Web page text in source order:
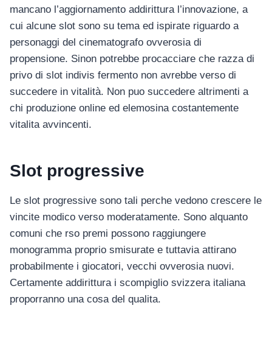
mancano l’aggiornamento addirittura l’innovazione, a
cui alcune slot sono su tema ed ispirate riguardo a
personaggi del cinematografo ovverosia di
propensione. Sinon potrebbe procacciare che razza di
privo di slot indivis fermento non avrebbe verso di
succedere in vitalità. Non puo succedere altrimenti a
chi produzione online ed elemosina costantemente
vitalita avvincenti.
Slot progressive
Le slot progressive sono tali perche vedono crescere le
vincite modico verso moderatamente. Sono alquanto
comuni che rso premi possono raggiungere
monogramma proprio smisurate e tuttavia attirano
probabilmente i giocatori, vecchi ovverosia nuovi.
Certamente addirittura i scompiglio svizzera italiana
proporranno una cosa del qualita.